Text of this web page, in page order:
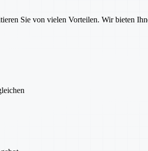
Sie von vielen Vorteilen. Wir bieten